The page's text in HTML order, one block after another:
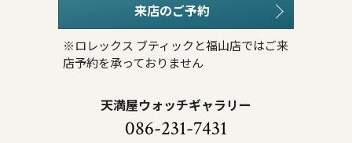
来店のご予約
※ロレックス ブティックと福山店ではご来
店予約を承っておりません
天満屋ウォッチギャラリー
086-231-7431